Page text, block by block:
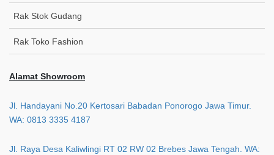
Rak Stok Gudang
Rak Toko Fashion
Alamat Showroom
Jl. Handayani No.20 Kertosari Babadan Ponorogo Jawa Timur.
WA: 0813 3335 4187
Jl. Raya Desa Kaliwlingi RT 02 RW 02 Brebes Jawa Tengah. WA: